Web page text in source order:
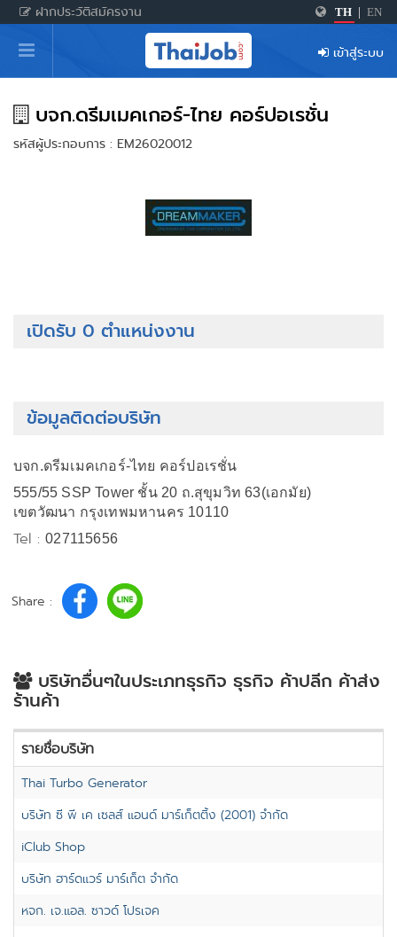
ฝากประวัติสมัครงาน TH EN
หน้าหลัก
ผู้สมัครงาน: เข้าสู่ระบบ
ฝากประวัติสมัครงาน
เกร็ดความรู้
สำหรับผู้ประกอบการ
เข้าสู่ระบบ
บจก.ดรีมเมคเกอร์-ไทย คอร์ปอเรชั่น
รหัสผู้ประกอบการ : EM26020012
เปิดรับ 0 ตำแหน่งงาน
ข้อมูลติดต่อบริษัท
บจก.ดรีมเมคเกอร์-ไทย คอร์ปอเรชั่น
555/55 SSP Tower ชั้น 20 ถ.สุขุมวิท 63(เอกมัย)
เขตวัฒนา กรุงเทพมหานคร 10110
Tel :027115656
Share :
บริษัทอื่นๆในประเภทธุรกิจ ธุรกิจ ค้าปลีก ค้าส่ง
ร้านค้า
รายชื่อบริษัท
Thai Turbo Generator
บริษัท ซี พี เค เซลส์ แอนด์ มาร์เก็ตติ้ง (2001) จำกัด
iClub Shop
บริษัท ฮาร์ดแวร์ มาร์เก็ต จำกัด
หจก. เจ.แอล. ซาวด์ โปรเจค